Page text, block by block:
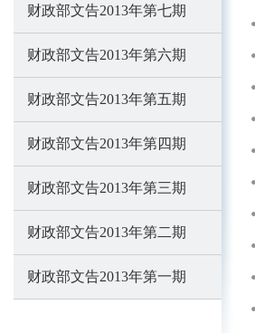
财政部文告2013年第七期
财政部文告2013年第六期
财政部文告2013年第五期
财政部文告2013年第四期
财政部文告2013年第三期
财政部文告2013年第二期
财政部文告2013年第一期